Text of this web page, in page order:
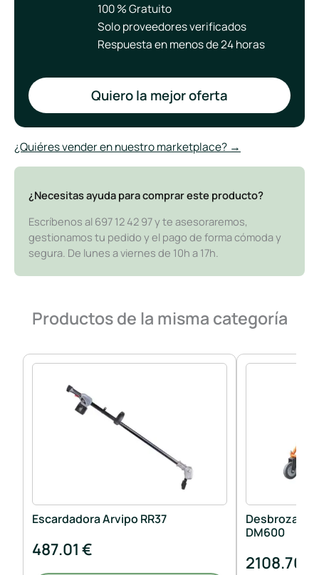
100 % Gratuito
Solo proveedores verificados
Respuesta en menos de 24 horas
Quiero la mejor oferta
¿Quiéres vender en nuestro marketplace? →
¿Necesitas ayuda para comprar este producto?
Escríbenos al 697 12 42 97 y te asesoraremos,
gestionamos tu pedido y el pago de forma cómoda y
segura. De lunes a viernes de 10h a 17h.
Productos de la misma categoría
Escardadora Arvipo RR37
487.01 €
DM600
2108.70 €